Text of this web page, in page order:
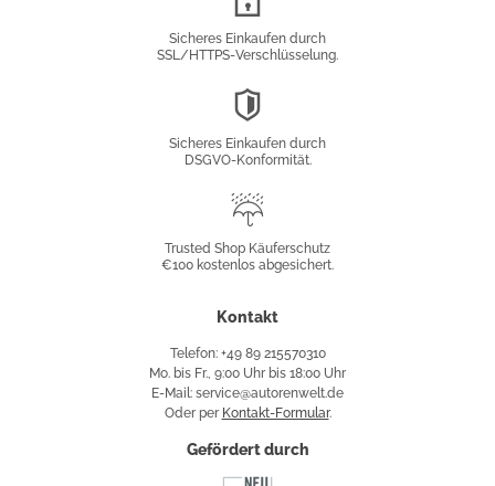
Sicheres Einkaufen durch
SSL/HTTPS-Verschlüsselung.
Sicheres Einkaufen durch
DSGVO-Konformität.
Käuferschutz
Trusted Shop Käuferschutz
€100 kostenlos abgesichert.
Kontakt
Telefon: +49 89 215570310
Mo. bis Fr., 9:00 Uhr bis 18:00 Uhr
E-Mail: service@autorenwelt.de
Oder per Kontakt-Formular.
Gefördert durch